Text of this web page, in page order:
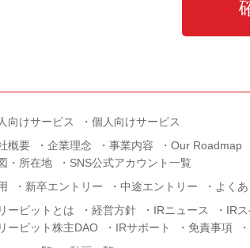
向けサービス
個人向けサービス
概要 企業理念 事業内容 Our Roadmap
・所在地
SNS公式アカウント一覧
新卒エントリー 中途エントリー
よく
ービットとは 経営方針 IRニュース IR
ービット株主DAO
IRサポート 免責事項